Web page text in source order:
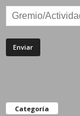
Categoría